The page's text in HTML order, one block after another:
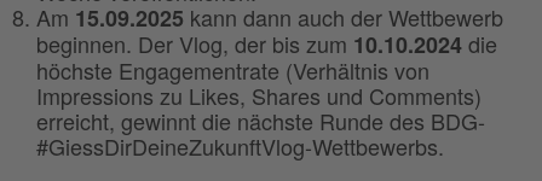
Am 15.09.2025 kann dann auch der Wettbewerb
beginnen. Der Vlog, der bis zum 10.10.2024die
höchste Engagementrate (Verhältnis von
Impressions zu Likes, Shares und Comments)
erreicht, gewinnt die nächste Runde des BDG-
#GiessDirDeineZukunftVlog-Wettbewerbs.